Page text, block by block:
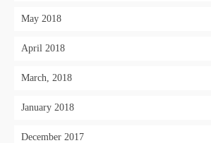
May 2018
April 2018
March, 2018
January 2018
December 2017